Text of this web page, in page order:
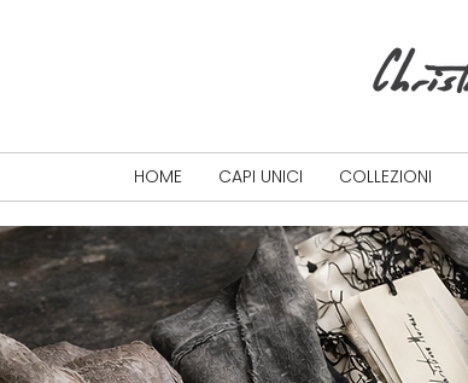
HOME CAPI UNICI COLLEZIONI